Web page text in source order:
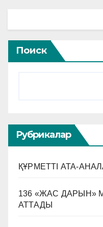
Поиск
Рубрикалар
ҚҰРМЕТТІ АТА-
136 «ЖАС ДАРЫН»
АТТАДЫ